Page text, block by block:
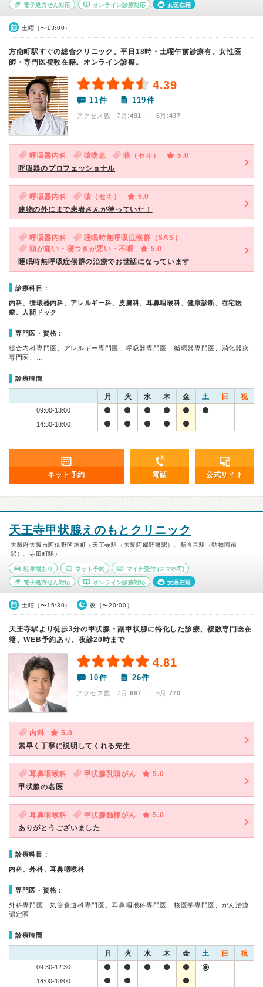
電子処方せん対応 オンライン診療対応 女医在籍
土曜（〜13:00）
方南町駅すぐの総合クリニック。平日18時・土曜午前診療有。女性医
師・専門医複数在籍。オンライン診療。
4.39
11件 119件
アクセス数 7月:491 | 6月:437
呼吸器内科 咳喘息 咳（セキ）
5.0
呼吸器のプロフェッショナル
呼吸器内科 咳（セキ）
5.0
建物の外にまで患者さんが待っていた！
呼吸器内科
睡眠時無呼吸症候群（SAS）
頭が痛い・寝つきが悪い・不眠
5.0
睡眠時無呼吸症候群の治療でお世話になっています
診療科目：
内科、循環器内科、アレルギー科、皮膚科、耳鼻咽喉科、健康診断、在宅医
療、人間ドック
専門医・資格：
総合内科専門医、アレルギー専門医、呼吸器専門医、循環器専門医、消化器病
専門医、…
診療時間
月 火 水 木 金 土 日 祝
09:00-13:00
14:30-18:00
ネット予約 電話 公式サイト
天王寺甲状腺えのもとクリニック
大阪府大阪市阿倍野区旭町（天王寺駅（大阪阿部野橋駅）、新今宮駅（動物園前
駅）、寺田町駅）
駐車場あり ネット予約 マイナ受付 (スマホ可)
電子処方せん対応 オンライン診療対応 女医在籍
土曜（〜15:30） 夜（〜20:00）
天王寺駅より徒歩3分の甲状腺・副甲状腺に特化した診療、複数専門医在
籍、WEB予約あり、夜診20時まで
4.81
10件 26件
アクセス数 7月:667 | 6月:770
内科
5.0
素早く丁寧に説明してくれる先生
耳鼻咽喉科 甲状腺乳頭がん
5.0
甲状腺の名医
耳鼻咽喉科 甲状腺髄様がん
5.0
ありがとうございました
診療科目：
内科、外科、耳鼻咽喉科
専門医・資格：
外科専門医、気管食道科専門医、耳鼻咽喉科専門医、核医学専門医、がん治療
認定医
診療時間
月 火 水 木 金 土 日 祝
09:30-12:30
14:00-18:00